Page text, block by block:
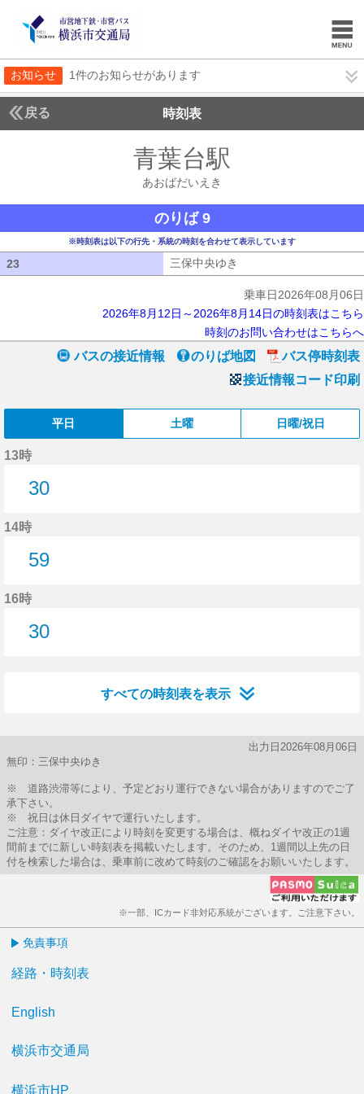
お知らせ 1件のお知らせがあります
戻る 時刻表
青葉台駅
あおばだいえき
のりば 9
※時刻表は以下の行先・系統の時刻を合わせて表示しています
23 三保中央ゆき
乗車日2026年08月06日
2026年8月12日～2026年8月14日の時刻表はこちら
時刻のお問い合わせはこちらへ
バスの接近情報 のりば地図
バス停時刻表
接近情報コード印刷
平日 土曜 日曜/祝日
13時
30
14時
59
16時
30
すべての時刻表を表示
出力日2026年08月06日
無印：三保中央ゆき
※ 道路渋滞等により、予定どおり運行できない場合がありますのでご了
承下さい。
※ 祝日は休日ダイヤで運行いたします。
ご注意：ダイヤ改正により時刻を変更する場合は、概ねダイヤ改正の1週
間前までに新しい時刻表を掲載いたします。そのため、1週間以上先の日
付を検索した場合は、乗車前に改めて時刻のご確認をお願いいたします。
※一部、ICカード非対応系統がございます。ご注意下さい。
免責事項
経路・時刻表
English
横浜市交通局
横浜市HP